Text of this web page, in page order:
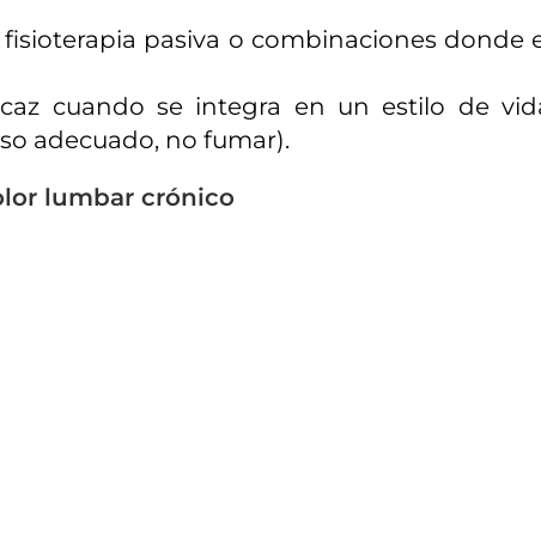
pasiva o combinaciones donde
cuando se integra en un estilo de
adecuado, no fumar).
lumbar crónico